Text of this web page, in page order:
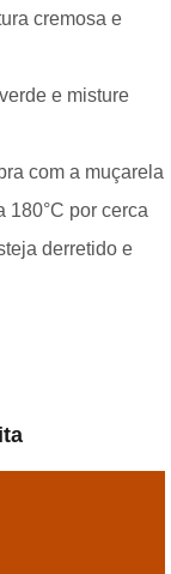
cremosa e
e misture
com a muçarela
180°C por cerca
derretido e